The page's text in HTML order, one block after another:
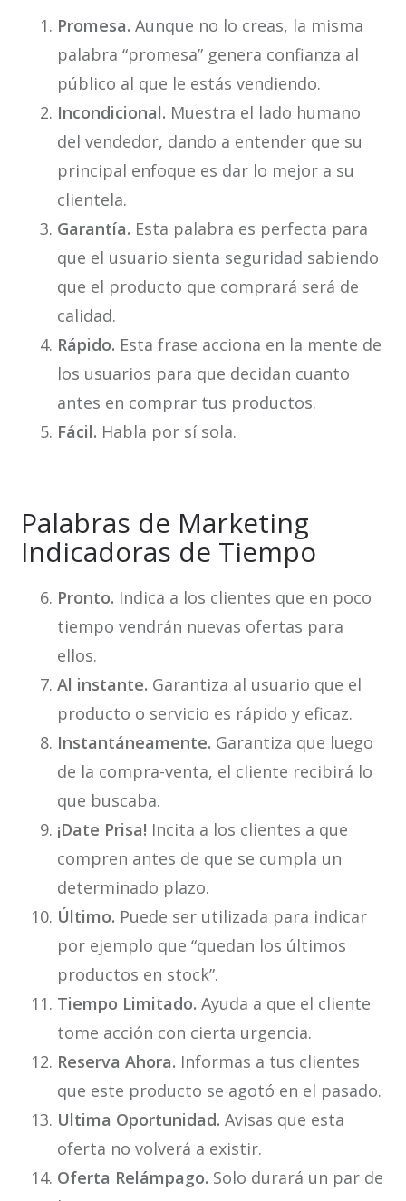
Promesa. Aunque no lo creas, la misma
palabra “promesa” genera confianza al
público al que le estás vendiendo.
Incondicional. Muestra el lado humano
del vendedor, dando a entender que su
principal enfoque es dar lo mejor a su
clientela.
Garantía. Esta palabra es perfecta para
que el usuario sienta seguridad sabiendo
que el producto que comprará será de
calidad.
Rápido. Esta frase acciona en la mente de
los usuarios para que decidan cuanto
antes en comprar tus productos.
Fácil. Habla por sí sola.
Palabras de Marketing
Indicadoras de Tiempo
Pronto. Indica a los clientes que en poco
tiempo vendrán nuevas ofertas para
ellos.
Al instante. Garantiza al usuario que el
producto o servicio es rápido y eficaz.
Instantáneamente. Garantiza que luego
de la compra-venta, el cliente recibirá lo
que buscaba.
¡Date Prisa! Incita a los clientes a que
compren antes de que se cumpla un
determinado plazo.
Último. Puede ser utilizada para indicar
por ejemplo que “quedan los últimos
productos en stock”.
Tiempo Limitado. Ayuda a que el cliente
tome acción con cierta urgencia.
Reserva Ahora. Informas a tus clientes
que este producto se agotó en el pasado.
Ultima Oportunidad. Avisas que esta
oferta no volverá a existir.
Oferta Relámpago. Solo durará un par de